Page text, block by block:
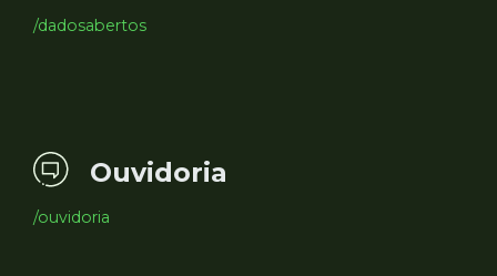
/dadosabertos
Ouvidoria
/ouvidoria